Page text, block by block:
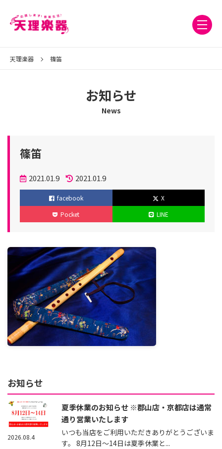
天理楽器 篠笛
お知らせ
News
篠笛
投
稿
日
2021.01.9
更
新
2021.01.9
facebook
X
Pocket
LINE
お知らせ
夏季休業のお知らせ ※郡山店・京都店は通常
通り営業いたします
いつも当店をご利用いただきありがとうございま
す。 8月12日～14日は夏季休業と...
2026.08.4